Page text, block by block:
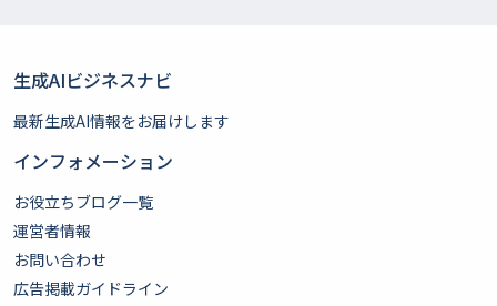
生成AIビジネスナビ
最新生成AI情報をお届けします
インフォメーション
お役立ちブログ一覧
運営者情報
お問い合わせ
広告掲載ガイドライン